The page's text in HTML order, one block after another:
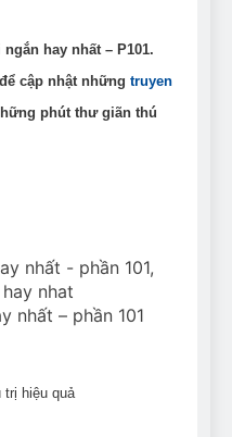
to Treat It
Run Long
Bulldog
hay nhất – P101.
cập nhật những truyen
phút thư giãn thú
nhất – phần 101
trị hiệu quả